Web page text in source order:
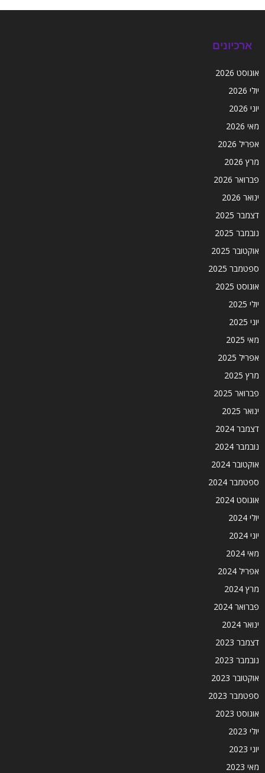
ארכיונים
אוגוסט 2026
יולי 2026
יוני 2026
מאי 2026
אפריל 2026
מרץ 2026
פברואר 2026
ינואר 2026
דצמבר 2025
נובמבר 2025
אוקטובר 2025
ספטמבר 2025
אוגוסט 2025
יולי 2025
יוני 2025
מאי 2025
אפריל 2025
מרץ 2025
פברואר 2025
ינואר 2025
דצמבר 2024
נובמבר 2024
אוקטובר 2024
ספטמבר 2024
אוגוסט 2024
יולי 2024
יוני 2024
מאי 2024
אפריל 2024
מרץ 2024
פברואר 2024
ינואר 2024
דצמבר 2023
נובמבר 2023
אוקטובר 2023
ספטמבר 2023
אוגוסט 2023
יולי 2023
יוני 2023
מאי 2023